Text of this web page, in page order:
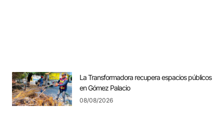
La Transformadora recupera espacios públicos
en Gómez Palacio
08/08/2026